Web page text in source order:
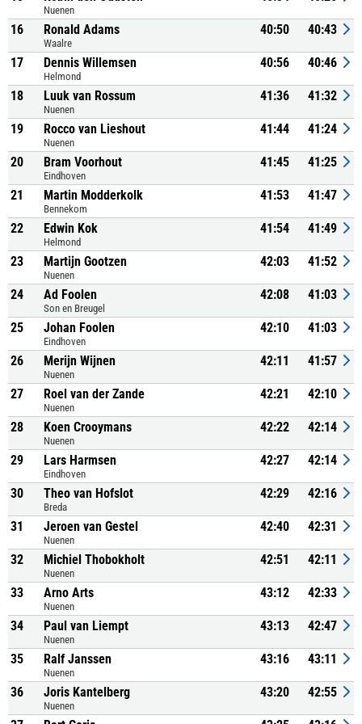
Nuenen
16 Ronald Adams
Waalre
40:50 40:43
17 Dennis Willemsen
Helmond
40:56 40:46
18 Luuk van Rossum
Nuenen
41:36 41:32
19 Rocco van Lieshout
Nuenen
41:44 41:24
20 Bram Voorhout
Eindhoven
41:45 41:25
21 Martin Modderkolk
Bennekom
41:53 41:47
22 Edwin Kok
Helmond
41:54 41:49
23 Martijn Gootzen
Nuenen
42:03 41:52
24 Ad Foolen
Son en Breugel
42:08 41:03
25 Johan Foolen
Eindhoven
42:10 41:03
26 Merijn Wijnen
Nuenen
42:11 41:57
27 Roel van der Zande
Nuenen
42:21 42:10
28 Koen Crooymans
Nuenen
42:22 42:14
29 Lars Harmsen
Eindhoven
42:27 42:14
30 Theo van Hofslot
Breda
42:29 42:16
31 Jeroen van Gestel
Nuenen
42:40 42:31
32 Michiel Thobokholt
Nuenen
42:51 42:11
33 Arno Arts
Nuenen
43:12 42:33
34 Paul van Liempt
Nuenen
43:13 42:47
35 Ralf Janssen
Nuenen
43:16 43:11
36 Joris Kantelberg
Nuenen
43:20 42:55